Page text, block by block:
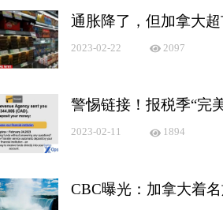
通胀降了，但加拿大
2023-02-22 2097
警惕链接！报税季“完
2023-02-11 1894
CBC曝光：加拿大着